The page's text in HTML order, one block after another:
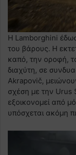
Η Lamborghini
του βάρους. Η
καπό, την οροφή,
διαχύτη, σε
Akrapovič,
σχέση με την Urus
εξοικονομεί από
υπόσχεται ακόμη